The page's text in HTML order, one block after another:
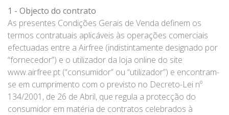
1 - Objecto do contrato
As presentes Condições Gerais de Venda definem os
termos contratuais aplicáveis às operações comerciais
efectuadas entre a Airfree (indistintamente designado por
“fornecedor”) e o utilizador da loja online do site
www.airfree.pt (“consumidor” ou “utilizador”) e encontram-
se em cumprimento com o previsto no Decreto-Lei nº
134/2001, de 26 de Abril, que regula a protecção do
consumidor em matéria de contratos celebrados à